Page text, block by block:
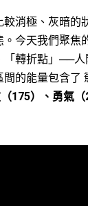
較消極、灰暗的
今天我們聚焦
「轉折點」──
間的能量包含了
175）、勇氣（